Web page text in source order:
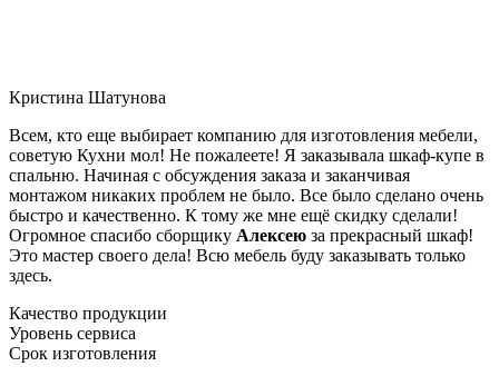
Кристина Шатунова
Всем, кто еще выбирает компанию для изготовления мебели,
советую Кухни мол! Не пожалеете! Я заказывала шкаф-купе в
спальню. Начиная с обсуждения заказа и заканчивая
монтажом никаких проблем не было. Все было сделано очень
быстро и качественно. К тому же мне ещё скидку сделали!
Огромное спасибо сборщику Алексею за прекрасный шкаф!
Это мастер своего дела! Всю мебель буду заказывать только
здесь.
Качество продукции
Уровень сервиса
Срок изготовления